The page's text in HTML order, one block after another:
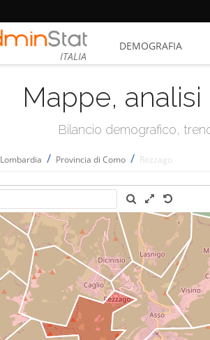
ITALIA
DEMOGRAFIA
Mappe,
Bilancio demografico,
Lombardia / Provincia di Como / Rezzago